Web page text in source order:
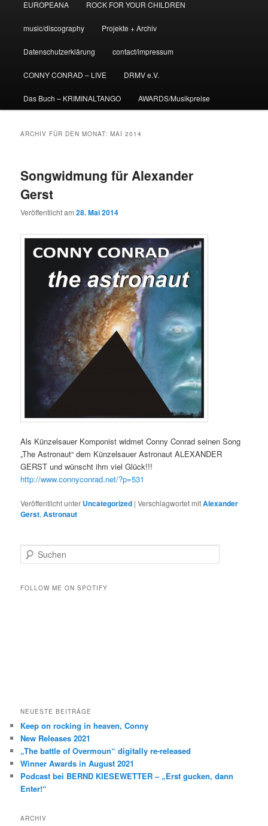
EUROPEANA ROCK FOR YOUR CHILDREN
music/discography Projekte + Archiv
Datenschutzerklärung contact/impressum
CONNY CONRAD – LIVE DRMV e.V.
Das Buch – KRIMINALTANGO AWARDS/Musikpreise
ARCHIV FÜR DEN MONAT:MAI 2014
Songwidmung für Alexander
Gerst
Veröffentlicht am28. Mai 2014
Als Künzelsauer Komponist widmet Conny Conrad seinen Song
„The Astronaut“ dem Künzelsauer Astronaut ALEXANDER
GERST und wünscht ihm viel Glück!!!
http://www.connyconrad.net/?p=531
Veröffentlicht unter Uncategorized |Verschlagwortet mitAlexander
Gerst,Astronaut
u
h
FOLLOW ME ON SPOTIFY
NEUESTE BEITRÄGE
Keep on rocking in heaven, Conny
New Releases 2021
„The battle of Overmoun“ digitally re-released
Winner Awards in August 2021
Podcast bei BERND KIESEWETTER – „Erst gucken, dann
Enter!“
ARCHIV